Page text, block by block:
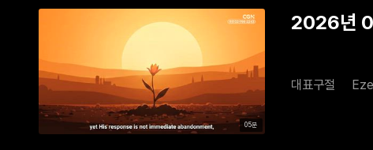
05분
2026년
대표구절